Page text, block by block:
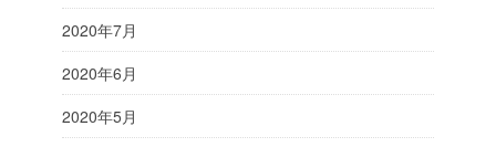
2020年7月
2020年6月
2020年5月